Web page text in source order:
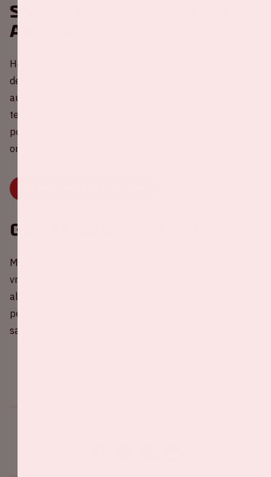
Samenrijden naar de
ArenA
Help mee met het reduceren van CO2-uitstoot rondom
de wedstrijden van Oranje 💚 Deel nu jouw lege
autostoel(en) met andere fans of kies een rit uit om mee
te rijden. Samenrijden is veel gezelliger, beter voor je
portemonnee én natuurlijk het milieu. Druk snel op
onderstaande knop.
Groepsaanvragen
Met jouw collega's, voetbalteam, hele familie of
vriendengroep naar Nederland - Duitsland? dat kan! Voor
alle informatie omtrent groepsaanvragen van 10 tot 70
personen kun je contact opnemen met
sales@johancruijffarena.nl.